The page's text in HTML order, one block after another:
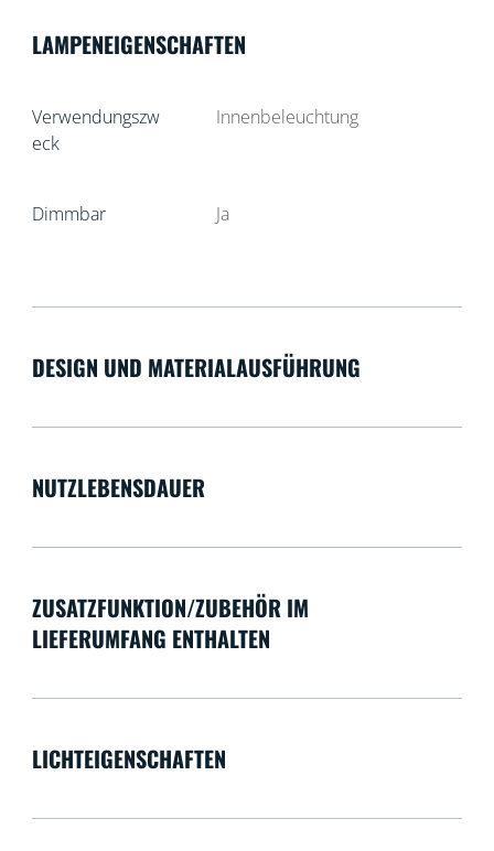
LAMPENEIGENSCHAFTEN
Verwendungszw
eck
Innenbeleuchtung
Dimmbar Ja
DESIGN UND MATERIALAUSFÜHRUNG
NUTZLEBENSDAUER
ZUSATZFUNKTION/ZUBEHÖR IM
LIEFERUMFANG ENTHALTEN
LICHTEIGENSCHAFTEN